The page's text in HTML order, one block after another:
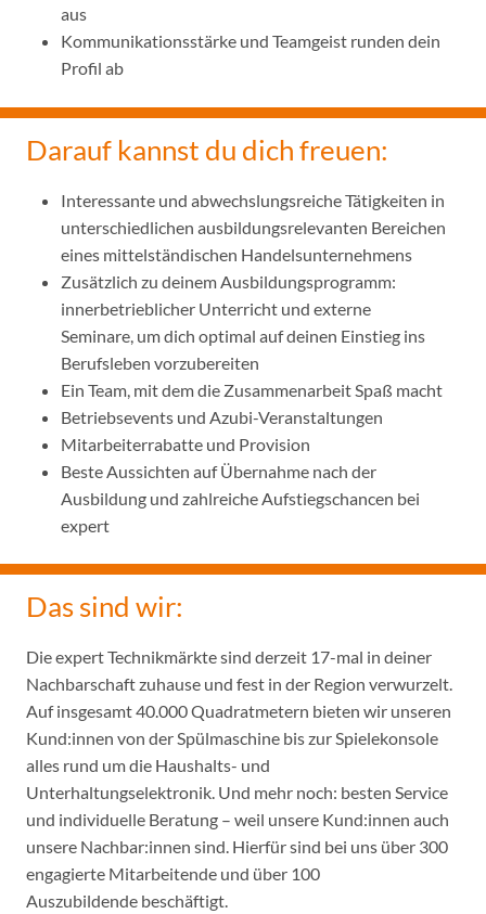
aus
Kommunikationsstärke und Teamgeist runden dein
Profil ab
Darauf kannst du dich freuen:
Interessante und abwechslungsreiche Tätigkeiten in
unterschiedlichen ausbildungsrelevanten Bereichen
eines mittelständischen Handelsunternehmens
Zusätzlich zu deinem Ausbildungsprogramm:
innerbetrieblicher Unterricht und externe
Seminare, um dich optimal auf deinen Einstieg ins
Berufsleben vorzubereiten
Ein Team, mit dem die Zusammenarbeit Spaß macht
Betriebsevents und Azubi-Veranstaltungen
Mitarbeiterrabatte und Provision
Beste Aussichten auf Übernahme nach der
Ausbildung und zahlreiche Aufstiegschancen bei
expert
Das sind wir:
Die expert Technikmärkte sind derzeit 17-mal in deiner
Nachbarschaft zuhause und fest in der Region verwurzelt.
Auf insgesamt 40.000 Quadratmetern bieten wir unseren
Kund:innen von der Spülmaschine bis zur Spielekonsole
alles rund um die Haushalts- und
Unterhaltungselektronik. Und mehr noch: besten Service
und individuelle Beratung – weil unsere Kund:innen auch
unsere Nachbar:innen sind. Hierfür sind bei uns über 300
engagierte Mitarbeitende und über 100
Auszubildende beschäftigt.